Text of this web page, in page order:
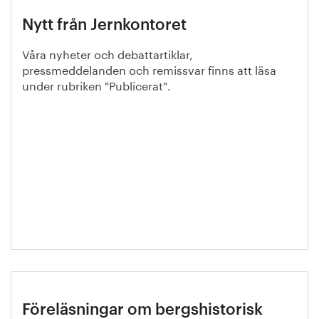
Nytt från Jernkontoret
Våra nyheter och debattartiklar,
pressmeddelanden och remissvar finns att läsa
under rubriken "Publicerat".
Föreläsningar om bergshistorisk